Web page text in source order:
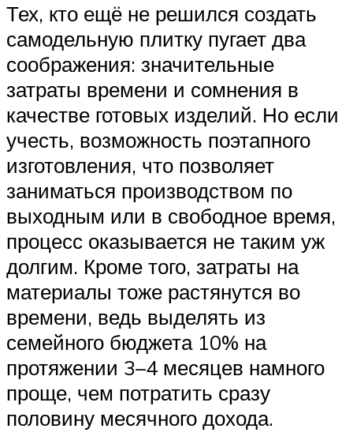
Тех, кто ещё не решился создать
самодельную плитку пугает два
соображения: значительные
затраты времени и сомнения в
качестве готовых изделий. Но если
учесть, возможность поэтапного
изготовления, что позволяет
заниматься производством по
выходным или в свободное время,
процесс оказывается не таким уж
долгим. Кроме того, затраты на
материалы тоже растянутся во
времени, ведь выделять из
семейного бюджета 10% на
протяжении 3–4 месяцев намного
проще, чем потратить сразу
половину месячного дохода.